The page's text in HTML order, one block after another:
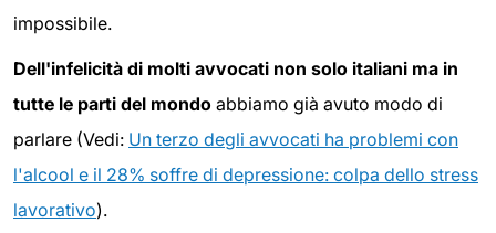
impossibile.
Dell'infelicità di molti avvocati non solo italiani ma in
tutte le parti del mondo abbiamo già avuto modo di
parlare (Vedi: Un terzo degli avvocati ha problemi con
l'alcool e il 28% soffre di depressione: colpa dello stress
lavorativo).